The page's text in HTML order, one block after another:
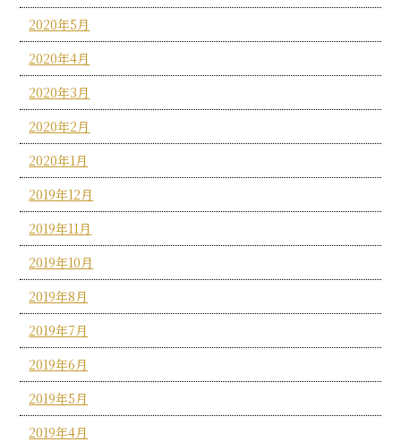
2020年5月
2020年4月
2020年3月
2020年2月
2020年1月
2019年12月
2019年11月
2019年10月
2019年8月
2019年7月
2019年6月
2019年5月
2019年4月